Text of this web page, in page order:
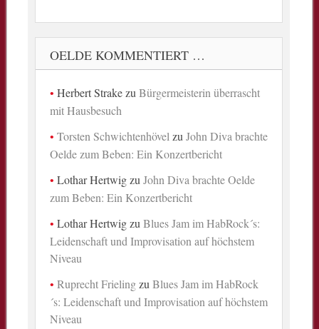
OELDE KOMMENTIERT …
Herbert StrakezuBürgermeisterin überrascht
mit Hausbesuch
Torsten Schwichtenhövel zuJohn Diva brachte
Oelde zum Beben: Ein Konzertbericht
Lothar HertwigzuJohn Diva brachte Oelde
zum Beben: Ein Konzertbericht
Lothar HertwigzuBlues Jam im HabRock´s:
Leidenschaft und Improvisation auf höchstem
Niveau
Ruprecht FrielingzuBlues Jam im HabRock
´s: Leidenschaft und Improvisation auf höchstem
Niveau